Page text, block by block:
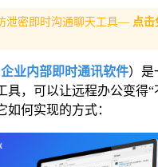
泄密即时沟通聊天工具— 点击
企业内部即时通讯软件）是
具，可以让远程办公变得“
如何实现的方式：